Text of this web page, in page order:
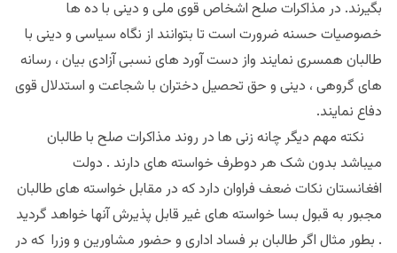
بگیرند. در مذاکرات صلح اشخاص قوی ملی و دینی با ده ها
خصوصیات حسنه ضرورت است تا بتوانند از نگاه سیاسی و دینی با
طالبان همسری نمایند واز دست آورد های نسبی آزادی بیان ، رسانه
های گروهی ، دینی و حق تحصیل دختران با شجاعت و استدلال قوی
دفاع نمایند.
نکته مهم دیگر چانه زنی ها در روند مذاکرات صلح با طالبان
میباشد بدون شک هر دوطرف خواسته های دارند . دولت
افغانستان نکات ضعف فراوان دارد که در مقابل خواسته های طالبان
مجبور به قبول بسا خواسته های غیر قابل پذیرش آنها خواهد گردید
. بطور مثال اگر طالبان بر فساد اداری و حضور مشاورین و وزرا که در